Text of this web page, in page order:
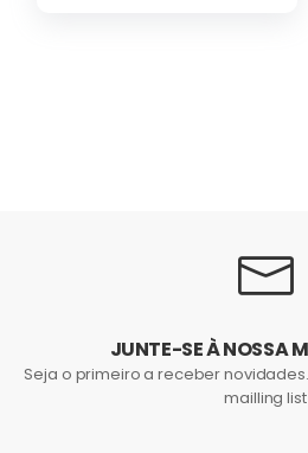
JUNTE-SE À NOSSA
Seja o primeiro a receber
mailling list